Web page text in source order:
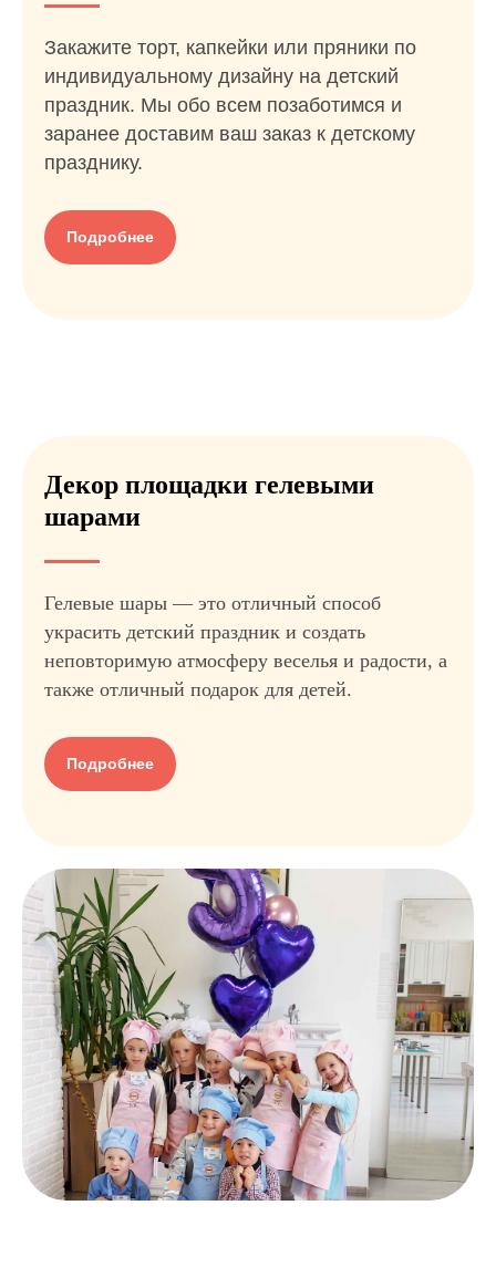
Закажите торт, капкейки или пряники по
индивидуальному дизайну на детский
праздник. Мы обо всем позаботимся и
заранее доставим ваш заказ к детскому
празднику.
Подробнее
Декор площадки гелевыми
шарами
Гелевые шары — это отличный способ
украсить детский праздник и создать
неповторимую атмосферу веселья и радости, а
также отличный подарок для детей.
Подробнее
Подпишитесь на новости в
новостях нашего семейного центра
Подписаться
+7
Отправить
Заполните форму и мы свяжемся
с вами в рабочее время.
вашему ребенку!